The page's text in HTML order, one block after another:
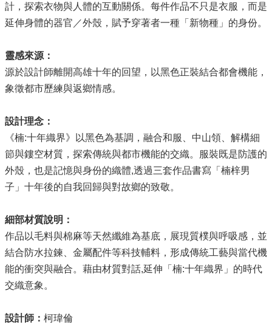
主
題
專
便
民
服
公
開
資
訊
網
導
覽
局
長
信
箱
雙
計，探索衣物與人體的互動關係。每件作品不只是衣服，而是
延伸身體的器官／外殼，賦予穿著者一種「新物種」的身份。
靈感來源：
源於設計師離開高雄十年的回望，以黑色正裝結合都會機能，
象徵都市歷練與返鄉情感。
設計理念：
《楠:十年織界》以黑色為基調，融合和服、中山領、解構細
節與鏤空材質，探索傳統與都市機能的交織。服裝既是防護的
外殼，也是記憶與身份的織體,透過三套作品書寫「楠梓男
子」十年後的自我回歸與對故鄉的致敬。
細部材質說明：
作品以毛料與棉麻等天然纖維為基底，展現質樸與呼吸感，並
結合防水拉鍊、金屬配件等科技輔料，形成傳統工藝與當代機
能的衝突與融合。藉由材質對話,延伸「楠:十年織界」的時代
交織意象。
設計師： 柯瑋倫